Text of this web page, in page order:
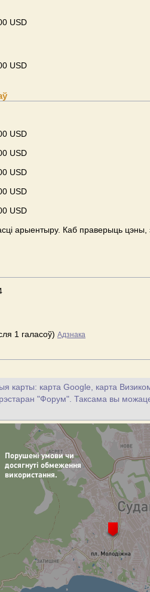
USD
USD
USD
USD
USD
USD
USD
арыентыру. Каб праверыць цэны,
1 галасоў) Адзнака
карты: карта Google, карта
рэстаран "Форум". Таксама вы